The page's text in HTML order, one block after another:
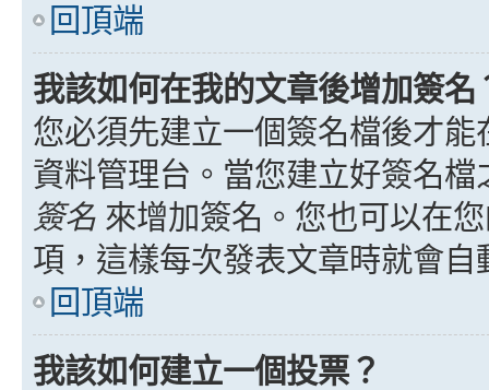
回頂端
我該如何在我的文章後增加簽名
您必須先建立一個簽名檔後才
資料管理台。當您建立好簽名
簽名 來增加簽名。您也可以在
項，這樣每次發表文章時就會自
回頂端
我該如何建立一個投票？